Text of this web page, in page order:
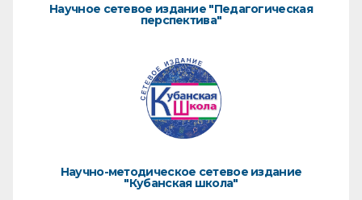
Научное сетевое издание "Педагогическая
перспектива"
Научно-методическое сетевое издание
"Кубанская школа"